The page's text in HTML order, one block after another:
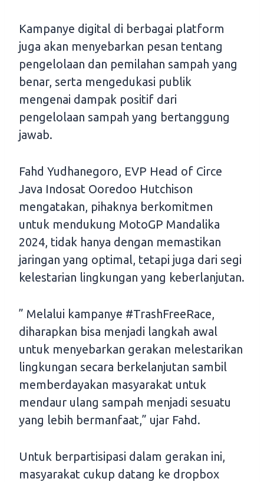
Kampanye digital di berbagai platform
juga akan menyebarkan pesan tentang
pengelolaan dan pemilahan sampah yang
benar, serta mengedukasi publik
mengenai dampak positif dari
pengelolaan sampah yang bertanggung
jawab.
Fahd Yudhanegoro, EVP Head of Circe
Java Indosat Ooredoo Hutchison
mengatakan, pihaknya berkomitmen
untuk mendukung MotoGP Mandalika
2024, tidak hanya dengan memastikan
jaringan yang optimal, tetapi juga dari segi
kelestarian lingkungan yang keberlanjutan.
” Melalui kampanye #TrashFreeRace,
diharapkan bisa menjadi langkah awal
untuk menyebarkan gerakan melestarikan
lingkungan secara berkelanjutan sambil
memberdayakan masyarakat untuk
mendaur ulang sampah menjadi sesuatu
yang lebih bermanfaat,” ujar Fahd.
Untuk berpartisipasi dalam gerakan ini,
masyarakat cukup datang ke dropbox